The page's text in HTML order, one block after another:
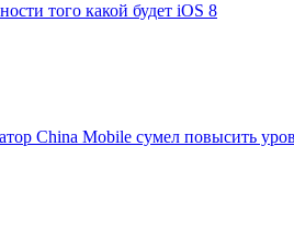
того какой будет iOS 8
China Mobile сумел повысить